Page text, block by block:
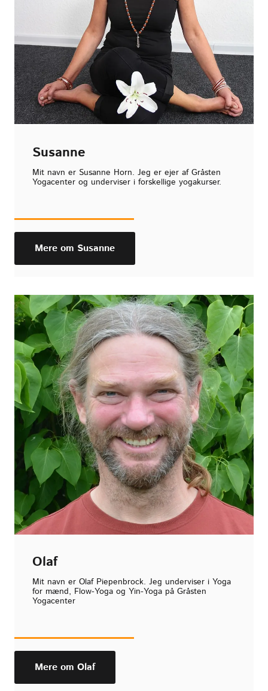
Susanne
Mit navn er Susanne Horn. Jeg er ejer af Gråsten
Yogacenter og underviser i forskellige yogakurser.
Mere om Susanne
Olaf
Mit navn er Olaf Piepenbrock. Jeg underviser i Yoga
for mænd, Flow-Yoga og Yin-Yoga på Gråsten
Yogacenter
Mere om Olaf